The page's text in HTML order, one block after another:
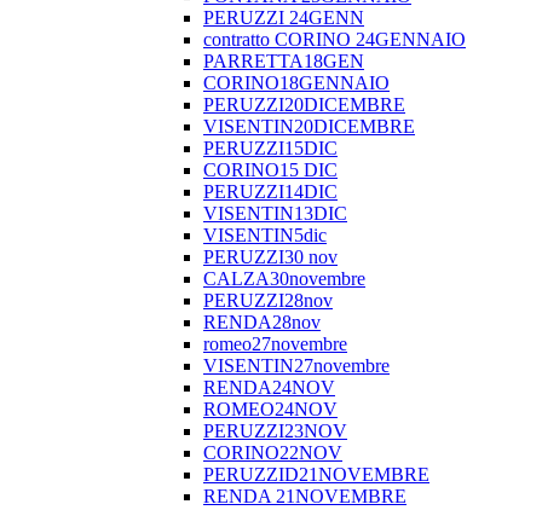
PERUZZI 24GENN
contratto CORINO 24GENNAIO
PARRETTA18GEN
CORINO18GENNAIO
PERUZZI20DICEMBRE
VISENTIN20DICEMBRE
PERUZZI15DIC
CORINO15 DIC
PERUZZI14DIC
VISENTIN13DIC
VISENTIN5dic
PERUZZI30 nov
CALZA30novembre
PERUZZI28nov
RENDA28nov
romeo27novembre
VISENTIN27novembre
RENDA24NOV
ROMEO24NOV
PERUZZI23NOV
CORINO22NOV
PERUZZID21NOVEMBRE
RENDA 21NOVEMBRE